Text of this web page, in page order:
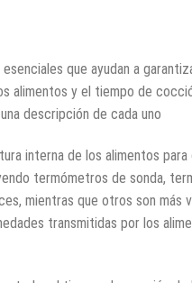
que ayudan a
alimentos y el tiempo de
descripción de cada uno
interna de los alimentos
termómetros de sonda,
mientras que otros son más
transmitidas por los